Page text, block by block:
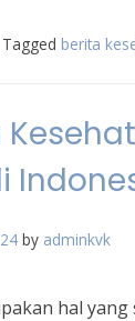
Tagged berita
by adminkvk
hal